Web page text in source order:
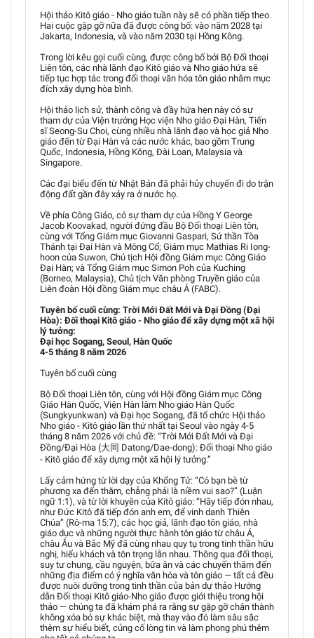
Hội thảo Kitô giáo - Nho giáo tuần này sẽ có phần tiếp theo.
Hai cuộc gặp gỡ nữa đã được công bố: vào năm 2028 tại
Jakarta, Indonesia, và vào năm 2030 tại Hồng Kông.
Trong lời kêu gọi cuối cùng, được công bố bởi Bộ Đối thoại
Liên tôn, các nhà lãnh đạo Kitô giáo và Nho giáo hứa sẽ
tiếp tục hợp tác trong đối thoại văn hóa tôn giáo nhằm mục
đích xây dựng hòa bình.
Hội thảo lịch sử, thành công và đầy hứa hẹn này có sự
tham dự của Viện trưởng Học viện Nho giáo Đại Hàn, Tiến
sĩ Seong-Su Choi, cùng nhiều nhà lãnh đạo và học giả Nho
giáo đến từ Đại Hàn và các nước khác, bao gồm Trung
Quốc, Indonesia, Hồng Kông, Đài Loan, Malaysia và
Singapore.
Các đại biểu đến từ Nhật Bản đã phải hủy chuyến đi do trận
động đất gần đây xảy ra ở nước họ.
Về phía Công Giáo, có sự tham dự của Hồng Y George
Jacob Koovakad, người đứng đầu Bộ Đối thoại Liên tôn,
cùng với Tổng Giám mục Giovanni Gaspari, Sứ thần Tòa
Thánh tại Đại Hàn và Mông Cổ; Giám mục Mathias Ri Iong-
hoon của Suwon, Chủ tịch Hội đồng Giám mục Công Giáo
Đại Hàn; và Tổng Giám mục Simon Poh của Kuching
(Borneo, Malaysia), Chủ tịch Văn phòng Truyền giáo của
Liên đoàn Hội đồng Giám mục châu Á (FABC).
Tuyên bố cuối cùng: Trời Mới Đất Mới và Đại Đồng (Đại
Hòa): Đối thoại Kitô giáo - Nho giáo để xây dựng một xã hội
lý tưởng:
Đại học Sogang, Seoul, Hàn Quốc
4-5 tháng 8 năm 2026
Tuyên bố cuối cùng
Bộ Đối thoại Liên tôn, cùng với Hội đồng Giám mục Công
Giáo Hàn Quốc, Viện Hàn lâm Nho giáo Hàn Quốc
(Sungkyunkwan) và Đại học Sogang, đã tổ chức Hội thảo
Nho giáo - Kitô giáo lần thứ nhất tại Seoul vào ngày 4-5
tháng 8 năm 2026 với chủ đề: “Trời Mới Đất Mới và Đại
Đồng/Đại Hòa (大同 Datong/Dae-dong): Đối thoại Nho giáo
- Kitô giáo để xây dựng một xã hội lý tưởng.”
Lấy cảm hứng từ lời dạy của Khổng Tử: “Có bạn bè từ
phương xa đến thăm, chẳng phải là niềm vui sao?” (Luận
ngữ 1:1), và từ lời khuyên của Kitô giáo: “Hãy tiếp đón nhau,
như Đức Kitô đã tiếp đón anh em, để vinh danh Thiên
Chúa” (Rô-ma 15:7), các học giả, lãnh đạo tôn giáo, nhà
giáo dục và những người thực hành tôn giáo từ châu Á,
châu Âu và Bắc Mỹ đã cùng nhau quy tụ trong tinh thần hữu
nghị, hiếu khách và tôn trọng lẫn nhau. Thông qua đối thoại,
suy tư chung, cầu nguyện, bữa ăn và các chuyến thăm đến
những địa điểm có ý nghĩa văn hóa và tôn giáo — tất cả đều
được nuôi dưỡng trong tinh thần của bản dự thảo Hướng
dẫn Đối thoại Kitô giáo-Nho giáo được giới thiệu trong hội
thảo — chúng ta đã khám phá ra rằng sự gặp gỡ chân thành
không xóa bỏ sự khác biệt, mà thay vào đó làm sâu sắc
thêm sự hiểu biết, củng cố lòng tin và làm phong phú thêm